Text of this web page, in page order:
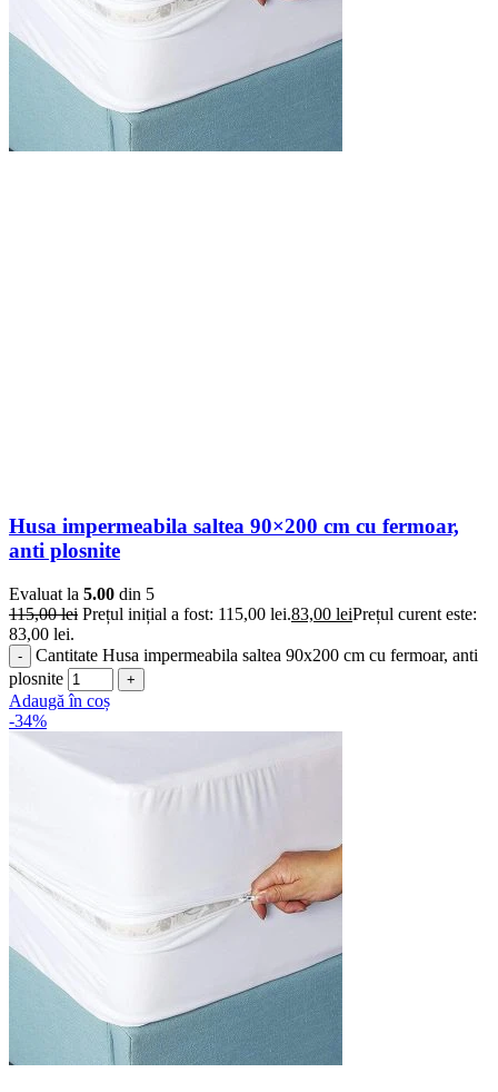
Husa impermeabila saltea 90×200 cm cu fermoar,
anti plosnite
Evaluat la 5.00 din 5
115,00lei Prețul inițial a fost: 115,00 lei.83,00 leiPrețul curent este:
83,00 lei.
Cantitate Husa impermeabila saltea 90x200 cm cu fermoar, anti
plosnite
Adaugă în coș
-34%